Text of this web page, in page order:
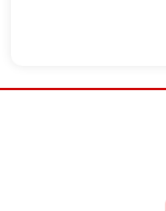
همه کاره با